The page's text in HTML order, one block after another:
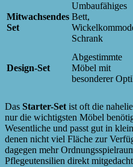
Mitwachsendes
Set
Umbaufähiges
Bett,
Schrank
Design-Set
Abgestimmte
Möbel mit
besonderer
Das Starter-Set ist oft die
nur die wichtigsten Möbel
Wesentliche und passt gut in
denen nicht viel Fläche zur
dagegen mehr
Pflegeutensilien direkt